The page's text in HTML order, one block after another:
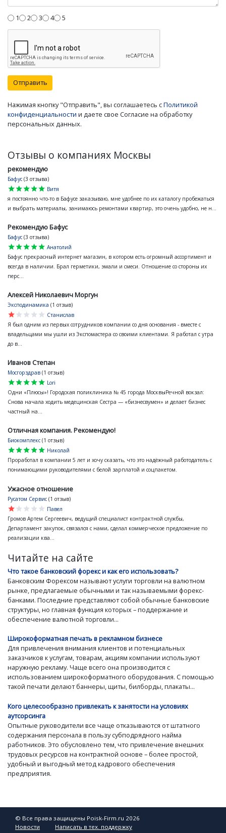
1 2 3 4 5
Отправить
Нажимая кнопку "Отправить", вы соглашаетесь сПолитикой
конфиденциальности и даете свое Согласие на обработку
персональных данных.
Отзывы о компаниях Москвы
рекомендую
Бафус (3 отзыва)
star
star
star
star
star
Витя
я постоянно что-то в Бафусе заказываю, мне удобнее по их каталогу пробежаться
и выбрать материалы, занимаюсь ремонтами квартир, это очень удобно, не н...
Рекомендую Бафус
Бафус (3 отзыва)
star
star
star
star
star
Анатолий
Бафус прекрасный интернет магазин, в котором есть огромный ассортимент и
всегда в наличии. Брал герметики, эмали и смеси. Отношение со стороны их
перс...
Алексей Николаевич Моргун
Эксподинамика (1 отзыв)
star
star
star
star
star
Станислав
Я был одним из первых сотрудников компании со дня основания - вместе с
владельцами мы ушли из Экспомастера со своими клиентами. Я работал с утра
до в...
Иванов Степан
Мосгорздрав (1 отзыв)
star
star
star
star
star
Lori
Одни «Плюсы»! Городская поликлиника № 45 города МосквыРечной вокзал:
Снова начала ходить медецинская Сестра — «бизнесвумен» и делает бизнес
частный на...
Отличная компания. Рекомендую!
Биокомплекс (1 отзыв)
star
star
star
star
star
Николай
Проработал в компании 5 лет и хочу сказать, что это надёжный работодатель с
понимающими руководителями с белой зарплатой и соцпакетом.
Ужасное отношение
Русатом Сервис (1 отзыв)
star
star
star
star
star
Павел
Громов Артем Сергеевич, ведущий специалист контрактной службы,
Департамент закупок, связался с нами, сделал коммерческое предложение по
реализации ква...
Читайте на сайте
Что такое банковский форекс и как его использовать?
Банковским Форексом называют услуги торговли на валютном
рынке, предлагаемые обычными и так называемыми форекс-
банками. Последние представляют собой обычные банковские
структуры, но главная функция которых – поддержание и
обеспечение валютной торговли...
Широкоформатная печать в рекламном бизнесе
Для привлечения внимания клиентов и потенциальных
заказчиков к услугам, товарам, акциям компании используют
наружную рекламу. Чаще всего она производится с
использованием широкоформатного оборудования. С помощью
такой печати делают баннеры, щиты, билборды, плакаты...
Кого целесообразно привлекать к занятости на условиях
аутсорсинга
Опытные руководители все чаще отказываются от штатного
содержания персонала в пользу субподрядного найма
работников. Это обусловлено тем, что привлечение внешних
трудовых ресурсов на контрактной основе – более простой,
удобный и выгодный метод кадрового обеспечения
предприятия.
© Все права защищены Poisk-Firm.ru 2026
Новости
Написать в тех. поддержку